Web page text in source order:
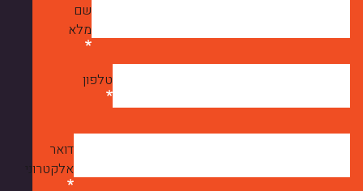
שם
מלא
טלפון
דואר
אלקטרוני